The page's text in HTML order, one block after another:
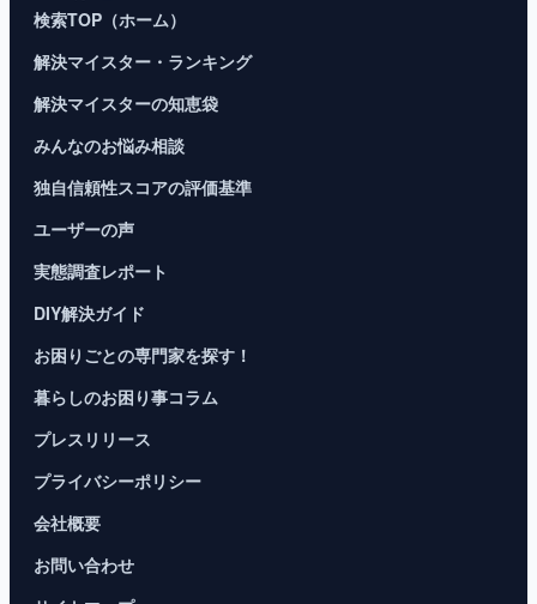
検索TOP（ホーム）
解決マイスター・ランキング
解決マイスターの知恵袋
みんなのお悩み相談
独自信頼性スコアの評価基準
ユーザーの声
実態調査レポート
DIY解決ガイド
お困りごとの専門家を探す！
暮らしのお困り事コラム
プレスリリース
プライバシーポリシー
会社概要
お問い合わせ